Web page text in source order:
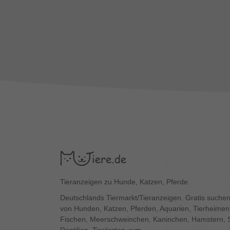
Tieranzeigen zu Hunde, Katzen, Pferde.
Deutschlands Tiermarkt/Tieranzeigen. Gratis
von Hunden, Katzen, Pferden, Aquarien,
Fischen, Meerschweinchen, Kaninchen, Hamstern,